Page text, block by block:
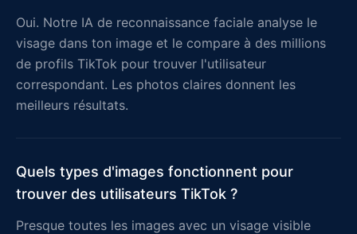
Oui. Notre IA de reconnaissance faciale analyse le
visage dans ton image et le compare à des millions
de profils TikTok pour trouver l'utilisateur
correspondant. Les photos claires donnent les
meilleurs résultats.
Quels types d'images fonctionnent pour
trouver des utilisateurs TikTok ?
Presque toutes les images avec un visage visible